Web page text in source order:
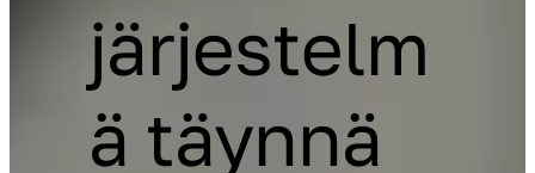
järjestelm
ä täynnä